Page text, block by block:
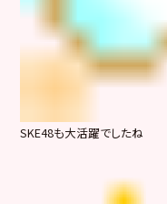
SKE48も大活躍でしたね